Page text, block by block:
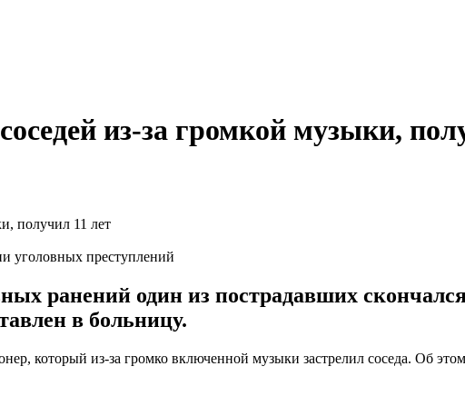
из-за громкой музыки,
уголовных преступлений
ранений один из пострадавших
в больницу.
который из-за громко включенной музыки застрелил соседа. Об